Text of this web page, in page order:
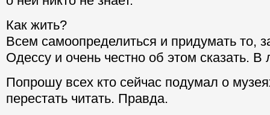
Как жить?
Всем самоопределиться и придумать то,
Одессу и очень честно об этом сказать. В
Попрошу всех кто сейчас подумал о
перестать читать. Правда.